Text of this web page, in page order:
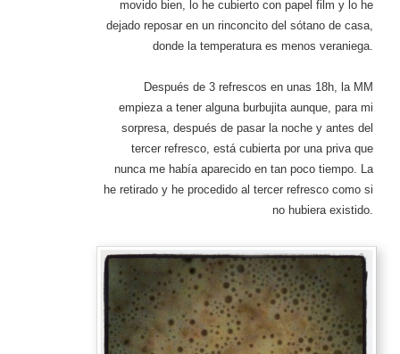
movido bien, lo he cubierto con papel film y lo he
dejado reposar en un rinconcito del sótano de casa,
donde la temperatura es menos veraniega.
Después de 3 refrescos en unas 18h, la MM
empieza a tener alguna burbujita aunque, para mi
sorpresa, después de pasar la noche y antes del
tercer refresco, está cubierta por una priva que
nunca me había aparecido en tan poco tiempo. La
he retirado y he procedido al tercer refresco como si
no hubiera existido.